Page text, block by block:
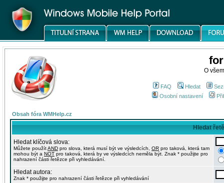
O
FAQ Hledat
Osobní nastavení
Obsah fóra WMHelp.cz
Hledat
Hledat klíčová slova:
Můžete použítAND pro slova, která musí být ve výsledcích, OR pro taková, která tam
mohou být a NOT pro taková, která by ve výsledcích neměla být. Znak * použijte pro
nahrazení části řetězce při vyhledávání.
Hledat autora:
Znak * použijte pro nahrazení části řetězce při vyhledávání